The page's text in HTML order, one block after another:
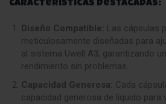
Características Destacadas:
Diseño Compatible: Las cápsulas
meticulosamente diseñadas para
al sistema Uwell A3, garantizando
rendimiento sin problemas.
Capacidad Generosa: Cada
capacidad generosa de líquido para